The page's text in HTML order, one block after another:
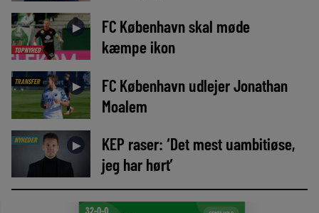
TOPNYHED
►
FC København skal møde
kæmpe ikon
TRANSFER ►
FC København udlejer Jonathan
Moalem
NYHEDER ►
KEP raser: ‘Det mest uambitiøse,
jeg har hørt’